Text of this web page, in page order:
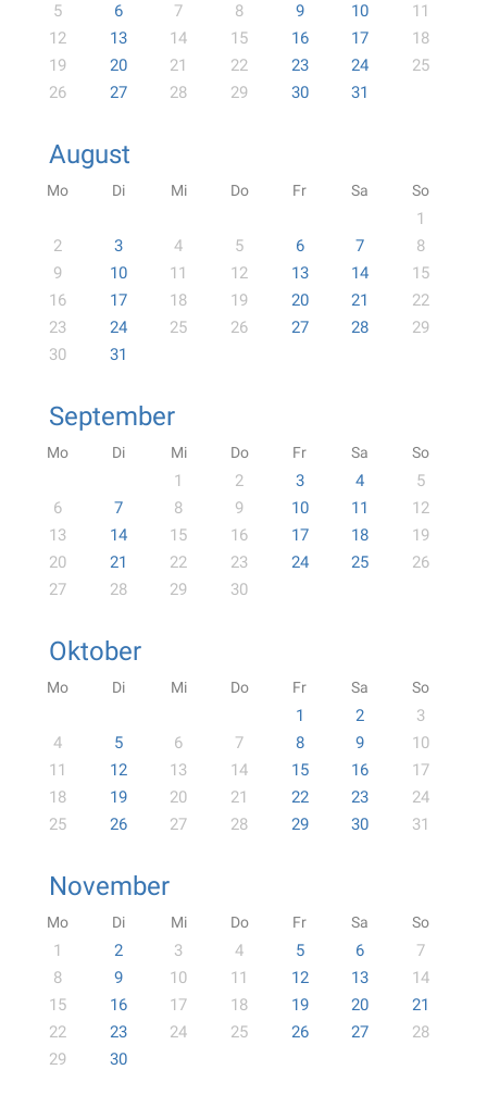
5
6 7 8 9 10
11
12
13 14 15 16 17
18
19
20 21 22 23 24
25
26
27 28 29 30 31
August
Mo Di Mi Do Fr Sa So
1
2
3 4 5 6 7
8
9
10 11 12 13 14
15
16
17 18 19 20 21
22
23
24 25 26 27 28
29
30
31
September
Mo Di Mi Do Fr Sa So
1 2 3 4
5
6
7 8 9 10 11
12
13
14 15 16 17 18
19
20
21 22 23 24 25
26
27
28 29 30
Oktober
Mo Di Mi Do Fr Sa So
1 2
3
4
5 6 7 8 9
10
11
12 13 14 15 16
17
18
19 20 21 22 23
24
25
26 27 28 29 30 31
November
Mo Di Mi Do Fr Sa So
1 2 3 4 5 6
7
8
9 10 11 12 13
14
15
16 17 18 19 20
21
22
23 24 25 26 27
28
29
30